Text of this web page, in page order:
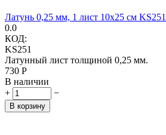
Латунь 0,25 мм, 1 лист 10х25 см KS251
0.0
КОД:
KS251
Латунный лист толщиной 0,25 мм.
‍730‍ Р
В наличии
+
−
В корзину